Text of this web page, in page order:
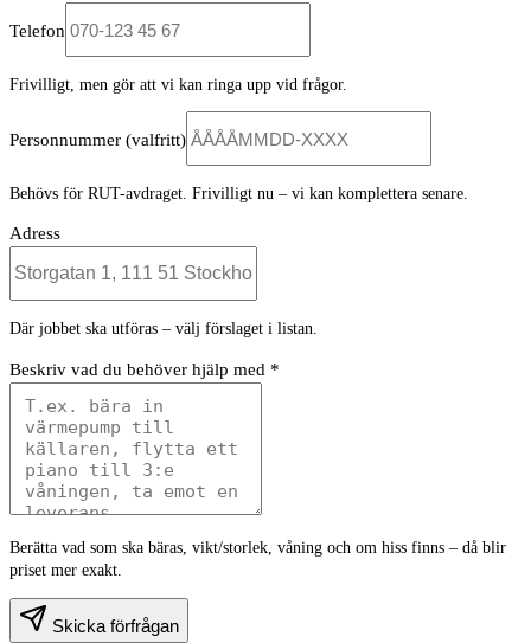
Telefon
Frivilligt, men gör att vi kan ringa upp vid frågor.
Personnummer (valfritt)
Behövs för RUT-avdraget. Frivilligt nu – vi kan komplettera senare.
Adress
Där jobbet ska utföras – välj förslaget i listan.
Beskriv vad du behöver hjälp med *
Berätta vad som ska bäras, vikt/storlek, våning och om hiss finns – då blir
priset mer exakt.
Skicka förfrågan